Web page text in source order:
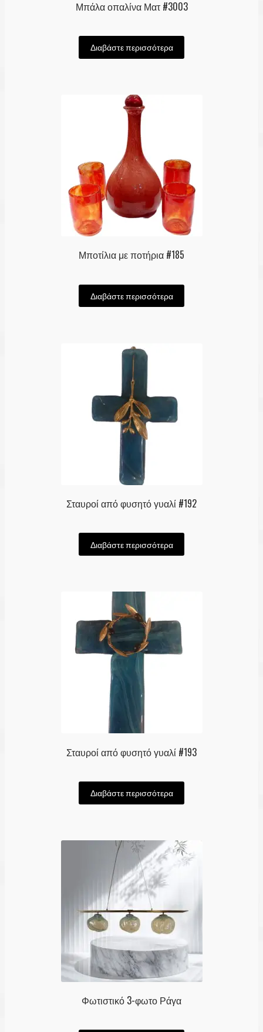
Μπάλα οπαλίνα Ματ #3003
Διαβάστε περισσότερα
Μποτίλια με ποτήρια #185
Διαβάστε περισσότερα
Σταυροί από φυσητό γυαλί #192
Διαβάστε περισσότερα
Σταυροί από φυσητό γυαλί #193
Διαβάστε περισσότερα
Φωτιστικό 3-φωτο Ράγα